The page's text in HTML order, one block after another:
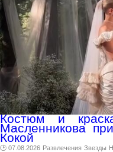
Костюм и
Масленникова
Кокой
🕑 07.08.2026 Развлечения Звезды